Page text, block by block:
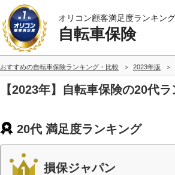
オリコン顧客満足度ランキング
自転車保険
おすすめの自転車保険ランキング・比較 2023年版
【2023年】自転車保険の20代
20代 満足度ランキング
損保ジャパン